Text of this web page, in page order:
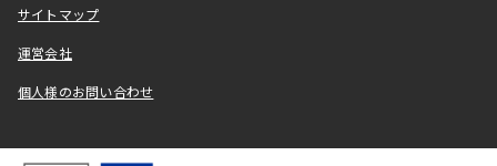
サイトマップ
運営会社
個人様のお問い合わせ